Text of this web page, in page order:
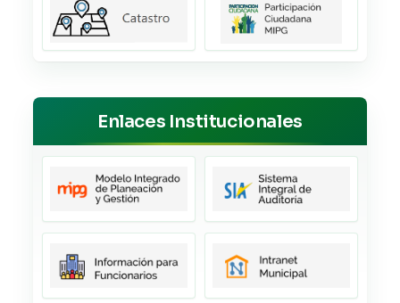
Enlaces Institucionales